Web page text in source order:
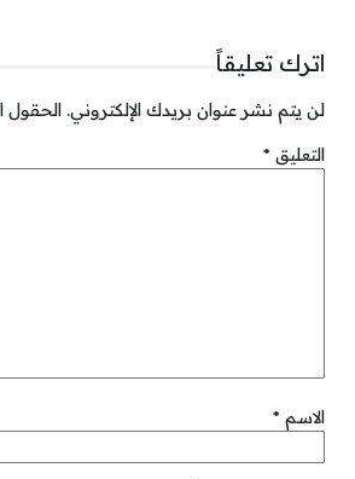
اترك تعليقاً
لن يتم نشر عنوان بريدك الإلكتروني. الحقول
التعليق *
الاسم *